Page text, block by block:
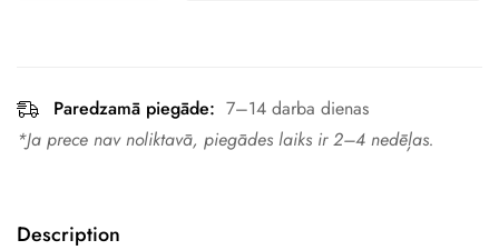
Paredzamā piegāde: 7–14 darba dienas
*Ja prece nav noliktavā, piegādes laiks ir 2–4 nedēļas.
Description